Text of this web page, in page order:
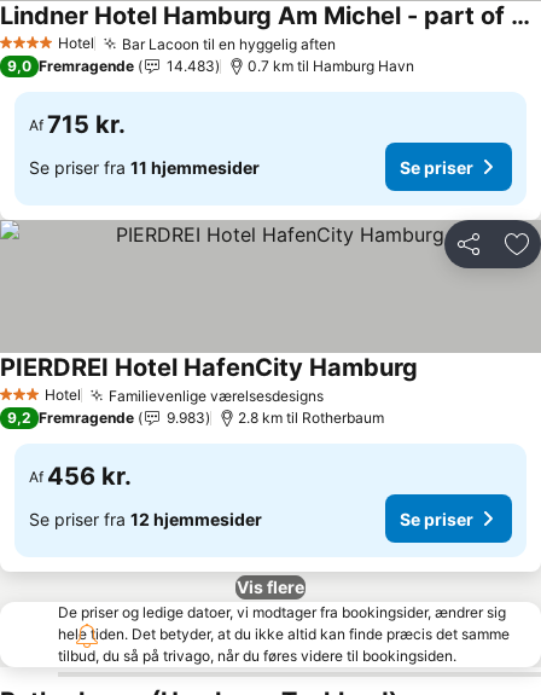
4 StjernerHotel Bar Lacoon til en hyggelig aften
Lindner Hotel Hamburg Am Michel - part of JdV by Hyatt
Se priser
9,0 Fremragende 14.483 0.7 km til Hamburg Havn
Af 715 kr.
Se priser fra 11 hjemmesider Se priser
Del
3 StjernerHotel Familievenlige værelsesdesignsSe priser
PIERDREI Hotel HafenCity Hamburg
9,2 Fremragende 9.983 2.8 km til Rotherbaum
Af 456 kr.
Se priser fra 12 hjemmesider Se priser
Vis flere
De priser og ledige datoer, vi modtager fra bookingsider, ændrer sig
hele tiden. Det betyder, at du ikke altid kan finde præcis det samme
tilbud, du så på trivago, når du føres videre til bookingsiden.